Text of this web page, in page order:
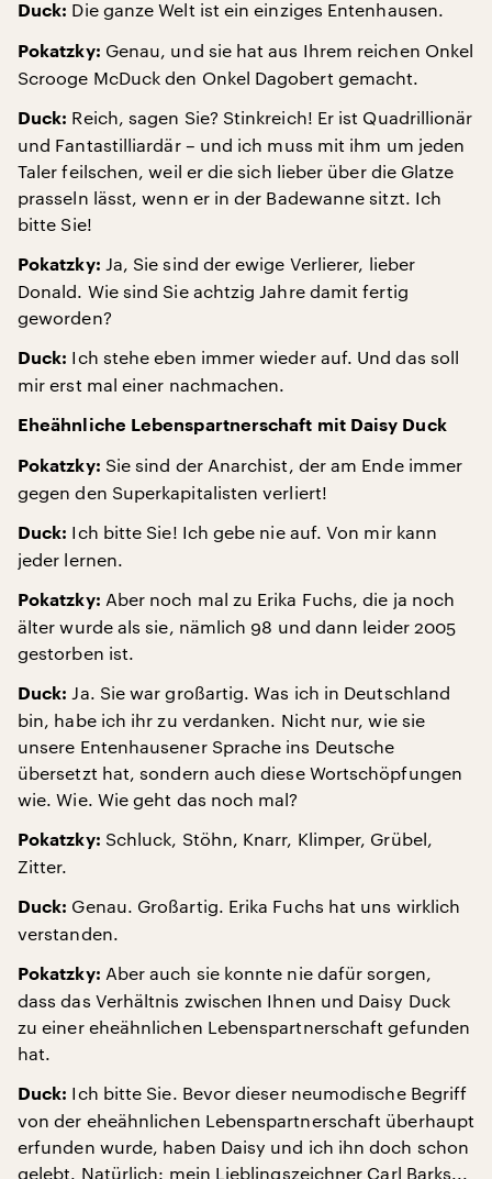
Duck: Die ganze Welt ist ein einziges Entenhausen.
Pokatzky: Genau, und sie hat aus Ihrem reichen Onkel
Scrooge McDuck den Onkel Dagobert gemacht.
Duck: Reich, sagen Sie? Stinkreich! Er ist Quadrillionär
und Fantastilliardär – und ich muss mit ihm um jeden
Taler feilschen, weil er die sich lieber über die Glatze
prasseln lässt, wenn er in der Badewanne sitzt. Ich
bitte Sie!
Pokatzky: Ja, Sie sind der ewige Verlierer, lieber
Donald. Wie sind Sie achtzig Jahre damit fertig
geworden?
Duck: Ich stehe eben immer wieder auf. Und das soll
mir erst mal einer nachmachen.
Eheähnliche Lebenspartnerschaft mit Daisy Duck
Pokatzky: Sie sind der Anarchist, der am Ende immer
gegen den Superkapitalisten verliert!
Duck: Ich bitte Sie! Ich gebe nie auf. Von mir kann
jeder lernen.
Pokatzky: Aber noch mal zu Erika Fuchs, die ja noch
älter wurde als sie, nämlich 98 und dann leider 2005
gestorben ist.
Duck: Ja. Sie war großartig. Was ich in Deutschland
bin, habe ich ihr zu verdanken. Nicht nur, wie sie
unsere Entenhausener Sprache ins Deutsche
übersetzt hat, sondern auch diese Wortschöpfungen
wie. Wie. Wie geht das noch mal?
Pokatzky: Schluck, Stöhn, Knarr, Klimper, Grübel,
Zitter.
Duck: Genau. Großartig. Erika Fuchs hat uns wirklich
verstanden.
Pokatzky: Aber auch sie konnte nie dafür sorgen,
dass das Verhältnis zwischen Ihnen und Daisy Duck
zu einer eheähnlichen Lebenspartnerschaft gefunden
hat.
Duck: Ich bitte Sie. Bevor dieser neumodische Begriff
von der eheähnlichen Lebenspartnerschaft überhaupt
erfunden wurde, haben Daisy und ich ihn doch schon
gelebt. Natürlich: mein Lieblingszeichner Carl Barks...